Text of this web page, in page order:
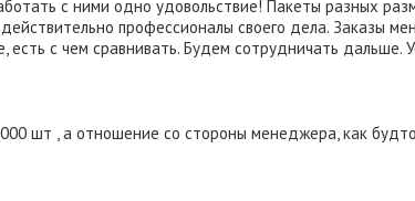
с ними одно удовольствие! Пакеты разных
профессионалы своего дела. Заказы
с чем сравнивать. Будем сотрудничать дальше.
шт , а отношение со стороны менеджера, как